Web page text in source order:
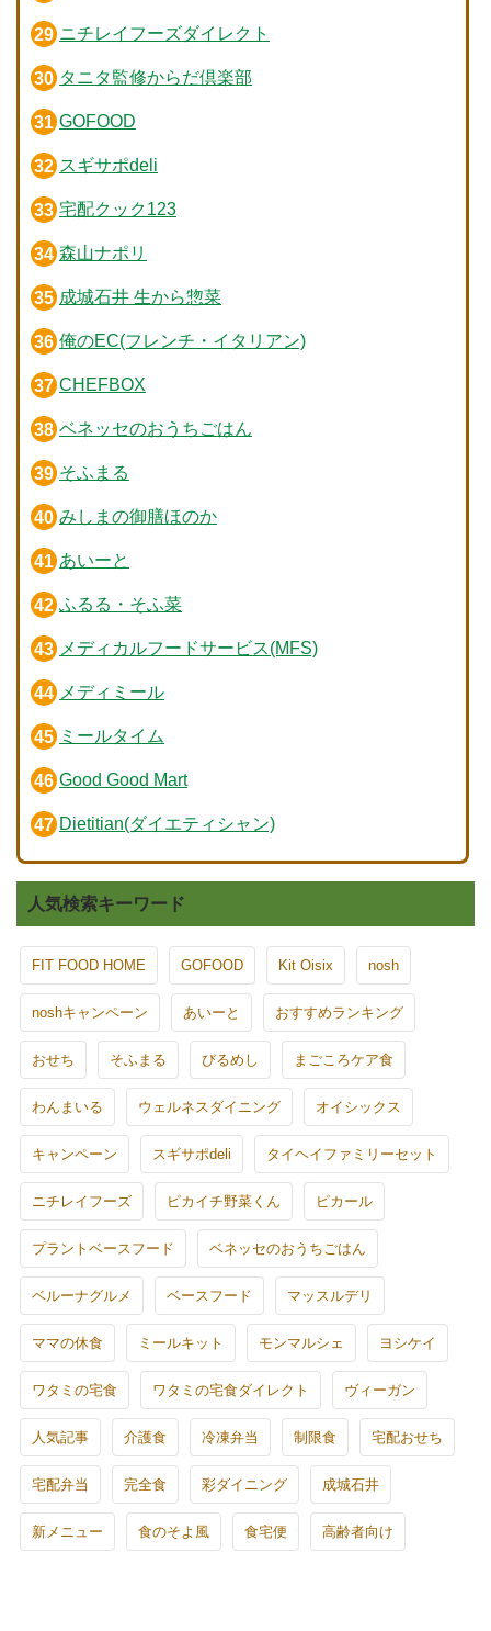
ニチレイフーズダイレクト
タニタ監修からだ倶楽部
GOFOOD
スギサポdeli
宅配クック123
森山ナポリ
成城石井 生から惣菜
俺のEC(フレンチ・イタリアン)
CHEFBOX
ベネッセのおうちごはん
そふまる
みしまの御膳ほのか
あいーと
ふるる・そふ菜
メディカルフードサービス(MFS)
メディミール
ミールタイム
Good Good Mart
Dietitian(ダイエティシャン)
人気検索キーワード
FIT FOOD HOME GOFOOD Kit Oisix nosh
noshキャンペーン あいーと おすすめランキング
おせち そふまる びるめし まごころケア食
わんまいる ウェルネスダイニング オイシックス
キャンペーン スギサポdeli タイヘイファミリーセット
ニチレイフーズ ピカイチ野菜くん ピカール
プラントベースフード ベネッセのおうちごはん
ベルーナグルメ ベースフード マッスルデリ
ママの休食 ミールキット モンマルシェ ヨシケイ
ワタミの宅食 ワタミの宅食ダイレクト ヴィーガン
人気記事 介護食 冷凍弁当 制限食 宅配おせち
宅配弁当 完全食 彩ダイニング 成城石井
新メニュー 食のそよ風 食宅便 高齢者向け